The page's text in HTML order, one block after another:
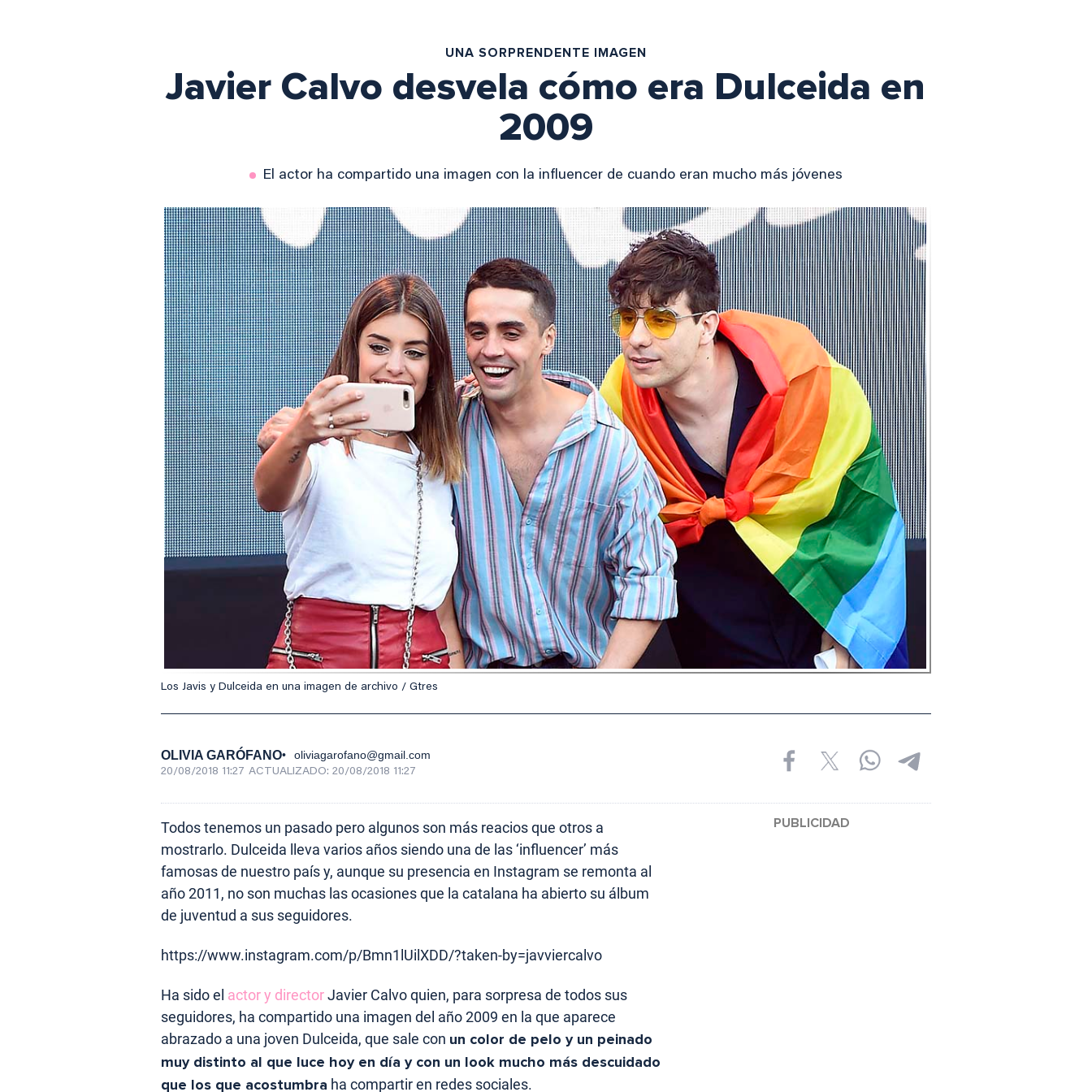
UNA SORPRENDENTE IMAGEN
Javier Calvo desvela cómo era Dulceida en
2009
El actor ha compartido una imagen con la influencer de cuando eran mucho más jóvenes
Los Javis y Dulceida en una imagen de archivo / Gtres
OLIVIA GARÓFANO oliviagarofano@gmail.com
20/08/2018 11:27 ACTUALIZADO: 20/08/2018 11:27
Todos tenemos un pasado pero algunos son más reacios que otros a
mostrarlo. Dulceida lleva varios años siendo una de las ‘influencer’ más
famosas de nuestro país y, aunque su presencia en Instagram se remonta al
año 2011, no son muchas las ocasiones que la catalana ha abierto su álbum
de juventud a sus seguidores.
https://www.instagram.com/p/Bmn1lUilXDD/?taken-by=javviercalvo
Ha sido el actor y directorJavier Calvo quien, para sorpresa de todos sus
seguidores, ha compartido una imagen del año 2009 en la que aparece
abrazado a una joven Dulceida, que sale con un color de pelo y un peinado
muy distinto al que luce hoy en día y con un look mucho más descuidado
que los que acostumbra ha compartir en redes sociales.